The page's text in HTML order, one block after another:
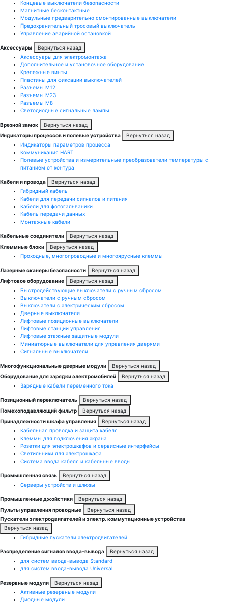
Концевые выключатели безопасности
Магнитные бесконтактные
Модульные предварительно смонтированные выключатели
Предохранительный тросовый выключатель
Управление аварийной остановкой
Аксессуары
Вернуться назад
Аксессуары для электромонтажа
Дополнительное и установочное оборудование
Крепежные винты
Пластины для фиксации выключателей
Разъемы M12
Разъемы M23
Разъемы M8
Светодиодные сигнальные лампы
Врезной замок
Вернуться назад
Индикаторы процессов и полевые устройства
Вернуться назад
Индикаторы параметров процесса
Коммуникация HART
Полевые устройства и измерительные преобразователи температуры с
питанием от контура
Кабели и провода
Вернуться назад
Гибридный кабель
Кабели для передачи сигналов и питания
Кабели для фотогальваники
Кабель передачи данных
Монтажные кабели
Кабельные соединители
Вернуться назад
Клеммные блоки
Вернуться назад
Проходные, многопроводные и многоярусные клеммы
Лазерные сканеры безопасности
Вернуться назад
Лифтовое оборудование
Вернуться назад
Быстродействующие выключатели с ручным сбросом
Выключатели с ручным сбросом
Выключатели с электрическим сбросом
Дверные выключатели
Лифтовые позиционные выключатели
Лифтовые станции управления
Лифтовые этажные защитные модули
Миниатюрные выключатели для управления дверями
Сигнальные выключатели
Многофункциональные дверные модули
Вернуться назад
Оборудование для зарядки электромобилей
Вернуться назад
Зарядные кабели переменного тока
Позиционный переключатель
Вернуться назад
Помехоподавляющий фильтр
Вернуться назад
Принадлежности шкафа управления
Вернуться назад
Кабельная проводка и защита кабеля
Клеммы для подключения экрана
Розетки для электрошкафов и сервисные интерфейсы
Светильники для электрошкафа
Система ввода кабеля и кабельные вводы
Промышленная связь
Вернуться назад
Серверы устройств и шлюзы
Промышленные джойстики
Вернуться назад
Пульты управления проводные
Вернуться назад
Пускатели электродвигателей и электр. коммутационные устройства
Вернуться назад
Гибридные пускатели электродвигателей
Распределение сигналов ввода-вывода
Вернуться назад
для систем ввода-вывода Standard
для систем ввода-вывода Universal
Резервные модули
Вернуться назад
Активные резервные модули
Диодные модули